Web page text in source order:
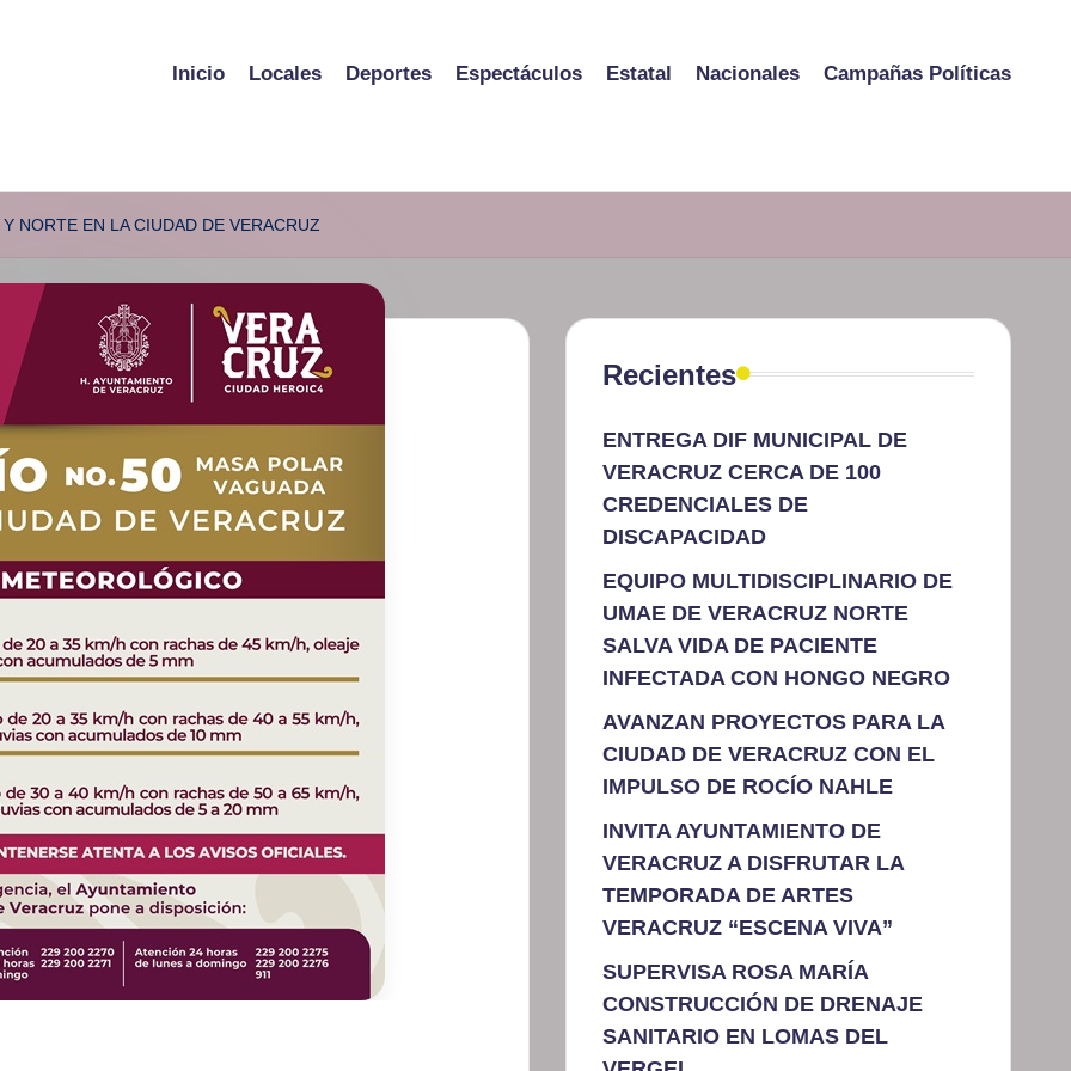
Inicio Locales Deportes Espectáculos Estatal Nacionales Campañas Políticas
NORTE EN LA CIUDAD DE VERACRUZ
Recientes
ENTREGA DIF MUNICIPAL DE
VERACRUZ CERCA DE 100
CREDENCIALES DE
DISCAPACIDAD
EQUIPO MULTIDISCIPLINARIO DE
UMAE DE VERACRUZ NORTE
SALVA VIDA DE PACIENTE
INFECTADA CON HONGO NEGRO
AVANZAN PROYECTOS PARA LA
CIUDAD DE VERACRUZ CON EL
IMPULSO DE ROCÍO NAHLE
INVITA AYUNTAMIENTO DE
VERACRUZ A DISFRUTAR LA
TEMPORADA DE ARTES
VERACRUZ “ESCENA VIVA”
SUPERVISA ROSA MARÍA
CONSTRUCCIÓN DE DRENAJE
SANITARIO EN LOMAS DEL